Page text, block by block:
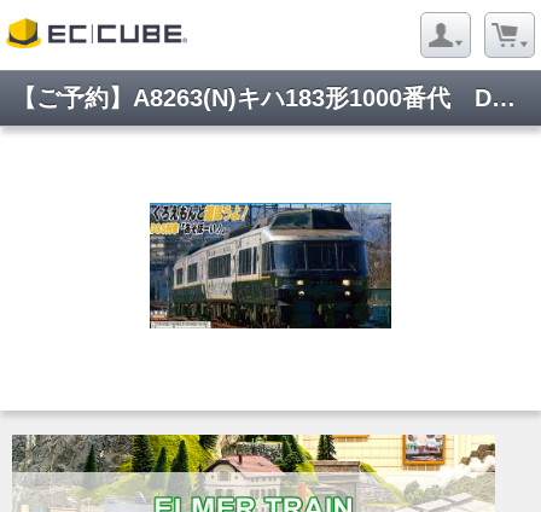
【ご予約】A8263(N)キハ183形1000番代 D&S列車「あそぼーい!」 4両セット